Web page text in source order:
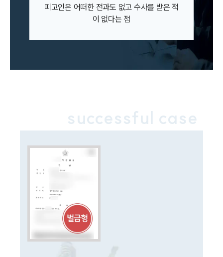
AI대륜
사례분석/최신동향
업무분야
성범죄대응부 업무
성범죄전문변호사
피고인은 어떠한 전과도 없고 수사를 받은 적
이 없다는 점
successful case